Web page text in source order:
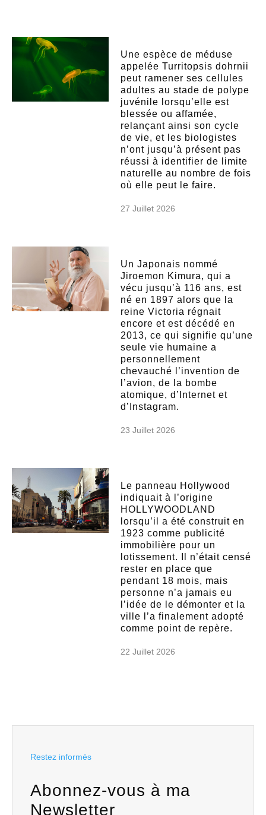
Une espèce de méduse
appelée Turritopsis dohrnii
peut ramener ses cellules
adultes au stade de polype
juvénile lorsqu’elle est
blessée ou affamée,
relançant ainsi son cycle
de vie, et les biologistes
n’ont jusqu’à présent pas
réussi à identifier de limite
naturelle au nombre de fois
où elle peut le faire.
27 Juillet 2026
Un Japonais nommé
Jiroemon Kimura, qui a
vécu jusqu’à 116 ans, est
né en 1897 alors que la
reine Victoria régnait
encore et est décédé en
2013, ce qui signifie qu’une
seule vie humaine a
personnellement
chevauché l’invention de
l’avion, de la bombe
atomique, d’Internet et
d’Instagram.
23 Juillet 2026
Le panneau Hollywood
indiquait à l’origine
HOLLYWOODLAND
lorsqu’il a été construit en
1923 comme publicité
immobilière pour un
lotissement. Il n’était censé
rester en place que
pendant 18 mois, mais
personne n’a jamais eu
l’idée de le démonter et la
ville l’a finalement adopté
comme point de repère.
22 Juillet 2026
Restez informés
Abonnez-vous à ma
Newsletter